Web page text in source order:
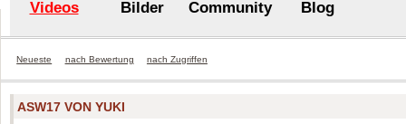
Videos Bilder Community Blog
Neueste nach Bewertung nach Zugriffen
ASW17 VON YUKI